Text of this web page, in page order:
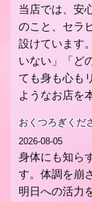
当店では、安
のこと、セラ
設けています
いない」「ど
ても身も心も
ようなお店を
おくつろぎくだ
2026-08-05
身体にも知ら
す。体調を崩
明日への活力